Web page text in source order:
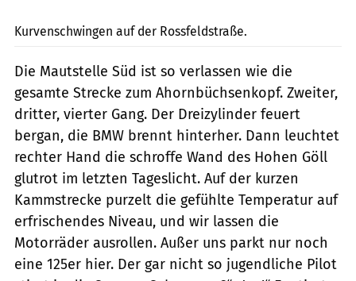
Kurvenschwingen auf der Rossfeldstraße.
Die Mautstelle Süd ist so verlassen wie die
gesamte Strecke zum Ahornbüchsenkopf. Zweiter,
dritter, vierter Gang. Der Dreizylinder feuert
bergan, die BMW brennt hinterher. Dann leuchtet
rechter Hand die schroffe Wand des Hohen Göll
glutrot im letzten Tageslicht. Auf der kurzen
Kammstrecke purzelt die gefühlte Temperatur auf
erfrischendes Niveau, und wir lassen die
Motorräder ausrollen. Außer uns parkt nur noch
eine 125er hier. Der gar nicht so jugendliche Pilot